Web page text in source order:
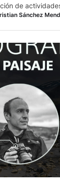
de
la crisisSánchez